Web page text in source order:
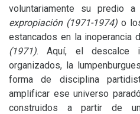
voluntariamente su predio
expropiación (1971-1974) o
estancados en la inoperancia
(1971). Aquí, el descalce
organizados, la
forma de disciplina
amplificar ese universo
construidos a partir de